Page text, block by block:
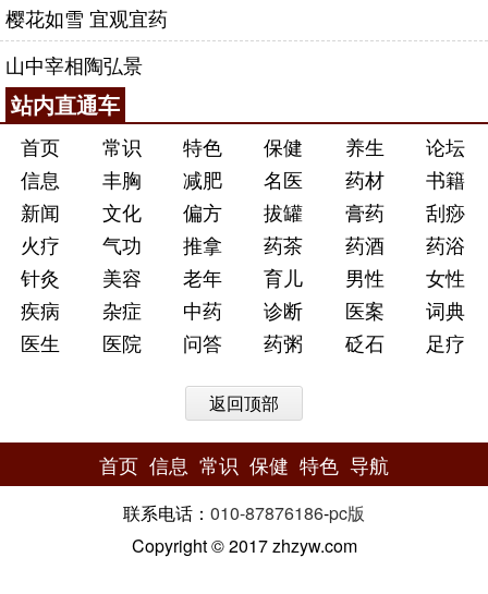
樱花如雪 宜观宜药
山中宰相陶弘景
站内直通车
首页 常识 特色 保健 养生
论坛
信息
丰胸 减肥 名医 药材
书籍
新闻
文化 偏方 拔罐 膏药
刮痧
火疗
气功 推拿 药茶 药酒
药浴
针灸
美容 老年 育儿 男性
女性
疾病
杂症 中药 诊断 医案
词典
医生
医院 问答 药粥 砭石 足疗
返回顶部
首页 信息 常识 保健 特色 导航
联系电话： 010-87876186-pc版
Copyright © 2017 zhzyw.com